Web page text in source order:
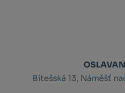
Bítešská 13, Náměšť